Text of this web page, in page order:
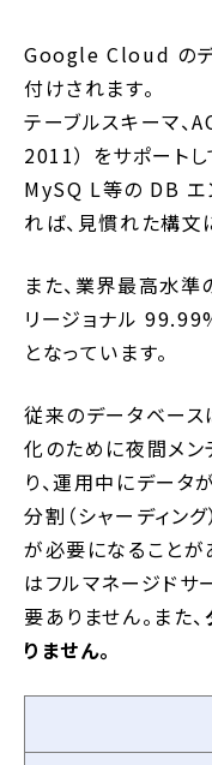
Google Cloud の
付けされます。
テーブルスキーマ、
2011） をサポートし
MySQ L等の DB エ
れば、見慣れた構文
また、業界最高水準
リージョナル
となっています。
従来のデータベース
化のために夜間メ
り、運用中にデータ
分割（シャーディン
が必要になること
はフルマネージドサ
要ありません。また、
りません。